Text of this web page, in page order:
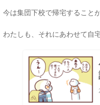
今は集団下校で帰宅すること
わたしも、それにあわせて自